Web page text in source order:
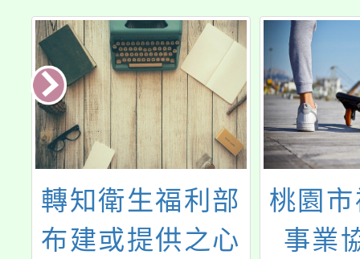
桃園市補習教育
事業協會辦理
轉知
展局